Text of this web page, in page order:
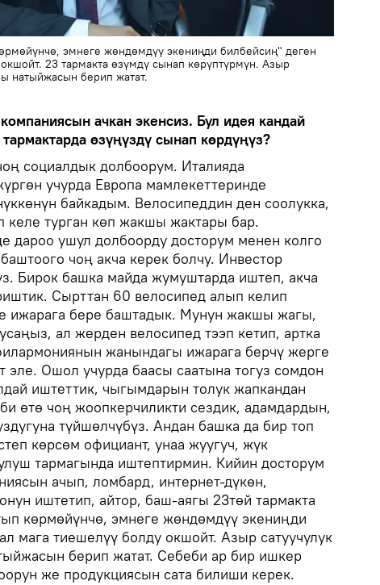
эмнеге жөндөмдүү экениңди билбейсиң" деген
23 тармакта өзүмдү сынап көрүптүрмүн. Азыр
натыйжасын берип жатат.
ачкан экенсиз. Бул идея кандай
өзүңүздү сынап көрдүңүз?
социалдык долбоорум. Италияда
учурда Европа мамлекеттеринде
байкадым. Велосипеддин ден соолукка,
келе турган көп жакшы жактары бар.
дароо ушул долбоорду досторум менен колго
чоң акча керек болчу. Инвестор
Бирок башка майда жумуштарда иштеп, акча
Сырттан 60 велосипед алып келип
ижарага бере баштадык. Мунун жакшы жагы,
ал жерден велосипед тээп кетип, артка
жанындагы ижарага берчү жерге
эле. Ошол учурда баасы саатына тогуз сомдон
иштеттик, чыгымдарын толук жапкандан
өтө чоң жоопкерчиликти сездик, адамдардын,
түйшөлчүбүз. Андан башка да бир топ
көрсөм официант, унаа жуугуч, жүк
тармагында иштептирмин. Кийин досторум
ачып, ломбард, интернет-дүкөн,
иштетип, айтор, баш-аягы 23төй тармакта
көрмөйүнчө, эмнеге жөндөмдүү экениңди
мага тиешелүү болду окшойт. Азыр сатуучулук
берип жатат. Себеби ар бир ишкер
же продукциясын сата билиши керек.